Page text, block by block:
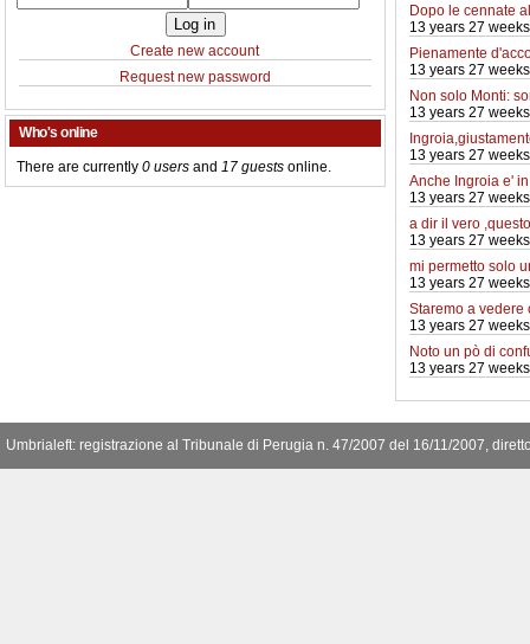
Create new account
Request new password
Who's online
There are currently 0 users and 17 guests online.
Dopo le cennate
13 years 27
Pienamente
13 years 27
Non solo Monti:
13 years 27
13 years 27
Anche Ingroia e'
13 years 27
a dir il vero ,questo
13 years 27
mi permetto solo
13 years 27
Staremo a vedere
13 years 27
Noto un pò di
13 years 27
Umbrialeft: registrazione al Tribunale di Perugia n. 47/2007 del 16/11/2007,